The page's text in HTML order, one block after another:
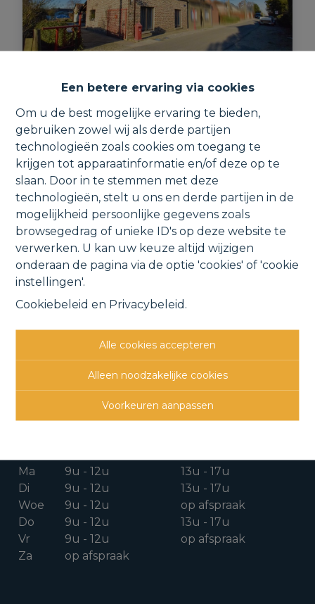
Een betere ervaring via cookies
Om u de best mogelijke ervaring te bieden,
gebruiken zowel wij als derde partijen
technologieën zoals cookies om toegang te
krijgen tot apparaatinformatie en/of deze op te
slaan. Door in te stemmen met deze
technologieën, stelt u ons en derde partijen in de
mogelijkheid persoonlijke gegevens zoals
browsegedrag of unieke ID's op deze website te
verwerken. U kan uw keuze altijd wijzigen
onderaan de pagina via de optie 'cookies' of 'cookie
instellingen'.
Cookiebeleid en Privacybeleid.
Alle cookies accepteren
Alleen noodzakelijke cookies
Voorkeuren aanpassen
Op te frissen, authentieke woning op
9a26ca.
Schriekdreef 30, 1861 Meise
3 1 1 1 106 m²
Verbindingsweg 41
1880 Kapelle-o/d-Bos
015 711 000
info@clavisvastgoed.be
Ma 9u - 12u
13u - 17u
Di
9u - 12u
13u - 17u
Woe
9u - 12u
op afspraak
Do
9u - 12u
13u - 17u
Vr
9u - 12u
op afspraak
Za
op afspraak